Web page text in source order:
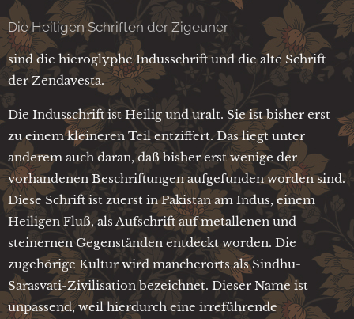
Die Heiligen Schriften der Zigeuner
sind die hieroglyphe Indusschrift und die alte Schrift
der Zendavesta.
Die Indusschrift ist Heilig und uralt. Sie ist bisher erst
zu einem kleineren Teil entziffert. Das liegt unter
anderem auch daran, daß bisher erst wenige der
vorhandenen Beschriftungen aufgefunden worden sind.
Diese Schrift ist zuerst in Pakistan am Indus, einem
Heiligen Fluß, als Aufschrift auf metallenen und
steinernen Gegenständen entdeckt worden. Die
zugehörige Kultur wird mancherorts als Sindhu-
Sarasvati-Zivilisation bezeichnet. Dieser Name ist
unpassend, weil hierdurch eine irreführende